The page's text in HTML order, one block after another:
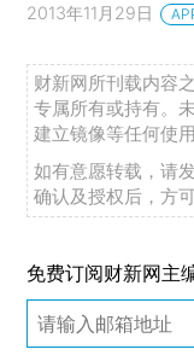
2013年11月29日
财新网所刊载内容
专属所有或持有。
建立镜像等任何使用
如有意愿转载，请
确认及授权后，方可
免费订阅财新网主